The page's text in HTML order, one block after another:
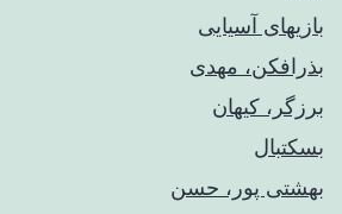
بازیهای آسیایی
بذرافکن، مهدی
برزگر، کیهان
بسکتبال
بهشتی پور، حسن